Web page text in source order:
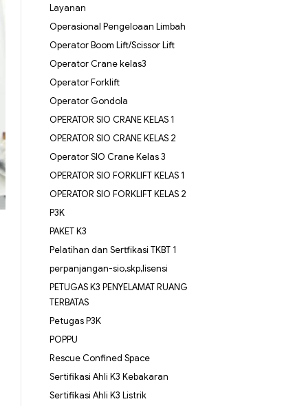
Layanan
Operasional Pengeloaan Limbah
Operator Boom Lift/Scissor Lift
Operator Crane kelas3
Operator Forklift
Operator Gondola
OPERATOR SIO CRANE KELAS 1
OPERATOR SIO CRANE KELAS 2
Operator SIO Crane Kelas 3
OPERATOR SIO FORKLIFT KELAS 1
OPERATOR SIO FORKLIFT KELAS 2
P3K
PAKET K3
Pelatihan dan Sertfikasi TKBT 1
perpanjangan-sio,skp,lisensi
PETUGAS K3 PENYELAMAT RUANG
TERBATAS
Petugas P3K
POPPU
Rescue Confined Space
Sertifikasi Ahli K3 Kebakaran
Sertifikasi Ahli K3 Listrik